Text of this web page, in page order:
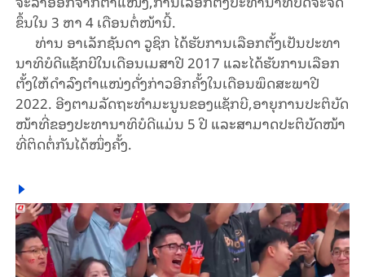
ຂຶ້ນ​ໃນ 3 ຫາ 4 ເດືອນ​ຕໍ່​ໜ້າ​ນີ້.
ທ່ານ ອາ​ເລັກ​ຊັນ​ດາ ​ວູ​ຊິກ ໄດ້​ຮັບ​ການ​ເລືອກ​ຕັ້ງ​ເປັນ​ປະ​ທາ​
ນາ​ທິ​ບໍ​ດີ​ແຊັກບີໃນ​ເດືອນ​ເມ​ສາ​ປີ 2017 ແລະ​ໄດ້​​ຮັບ​ການ​ເລືອກ​
ຕັ້ງ​ໃຫ້​ດຳ​ລົງ​ຕຳ​ແໜ່ງ​ດັ່ງ​ກ່າວ​ອີກ​ຄັ້ງ​ໃນ​ເດືອນພຶດ​ສະ​ພາ​ປີ
2022. ອີງ​ຕາມລັດ​ຖະ​ທຳ​ມະ​ນູນຂອງ​ແຊັກ​ບີ,​ອາ​ຍຸ​ການ​ປະ​ຕິ​ບັດ​
ໜ້າ​ທີ່​ຂອງ​ປະ​ທາ​ນາ​ທິ​ບໍ​ດີ​ແມ່ນ 5 ປີ ແລະ​ສາ​ມາດປະ​ຕິ​ບັດ​ໜ້າ​
ທີ່​ຕິດ​ຕໍ່​ກັນ​ໄດ້​ໜຶ່ງ​ຄັ້ງ.